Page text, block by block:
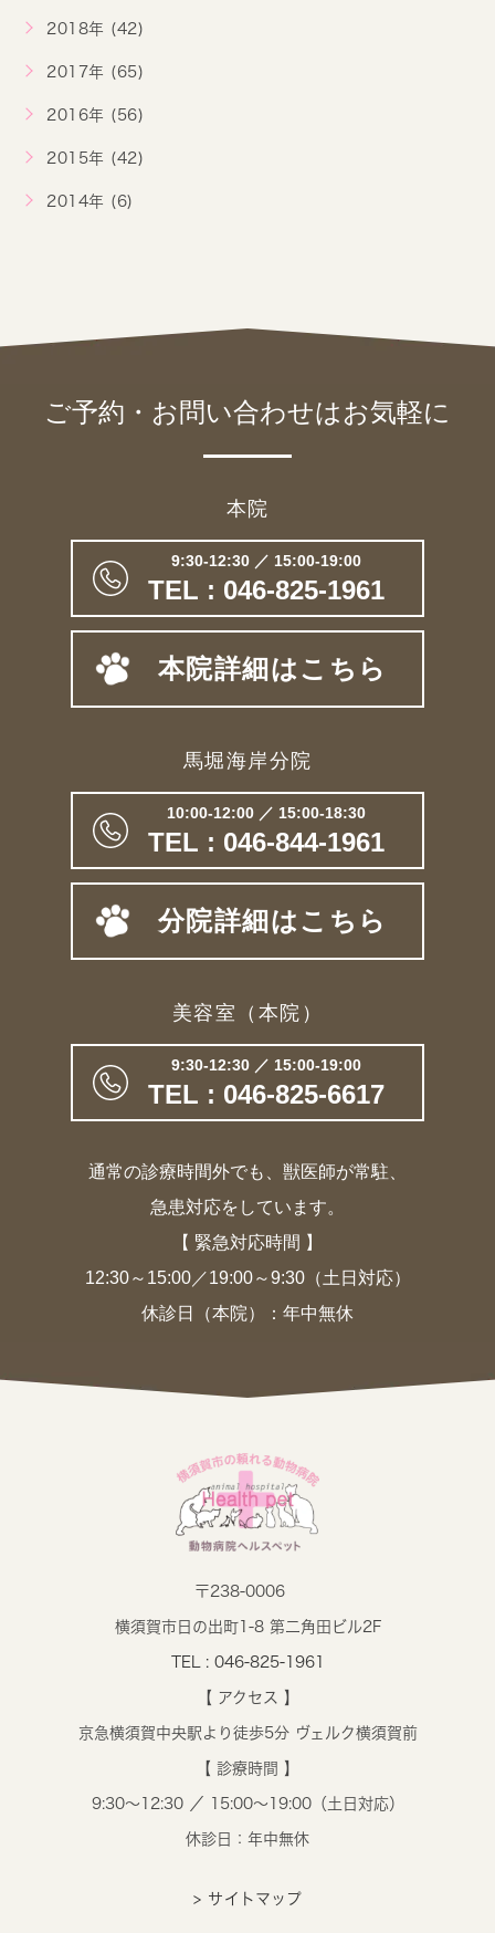
2018年 (42)
2017年 (65)
2016年 (56)
2015年 (42)
2014年 (6)
ご予約・お問い合わせはお気軽に
本院
9:30-12:30 ／ 15:00-19:00
TEL : 046-825-1961
本院詳細はこちら
馬堀海岸分院
10:00-12:00 ／ 15:00-18:30
TEL : 046-844-1961
分院詳細はこちら
美容室（本院）
9:30-12:30 ／ 15:00-19:00
TEL : 046-825-6617
通常の診療時間外でも、獣医師が常駐、
急患対応をしています。
【 緊急対応時間 】
12:30～15:00／19:00～9:30（土日対応）
休診日（本院）：年中無休
〒238-0006
横須賀市日の出町1-8 第二角田ビル2F
TEL : 046-825-1961
【 アクセス 】
京急横須賀中央駅より徒歩5分 ヴェルク横須賀前
【 診療時間 】
9:30～12:30 ／ 15:00～19:00（土日対応）
休診日：年中無休
> サイトマップ